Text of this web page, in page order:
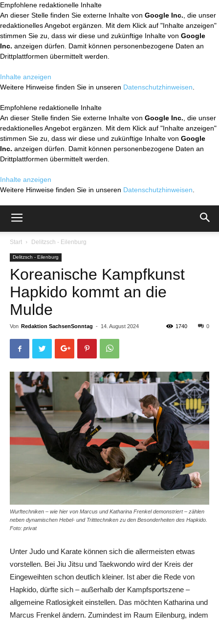
Empfohlene redaktionelle Inhalte
An dieser Stelle finden Sie externe Inhalte von Google Inc. , die unser
redaktionelles Angebot ergänzen. Mit dem Klick auf "Inhalte anzeigen"
stimmen Sie zu, dass wir diese und zukünftige Inhalte von Google
Inc. anzeigen dürfen. Damit können personenbezogene Daten an
Drittplattformen übermittelt werden.
Inhalte anzeigen
Weitere Hinweise finden Sie in unseren Datenschutzhinweisen
Empfohlene redaktionelle Inhalte
An dieser Stelle finden Sie externe Inhalte von Google Inc. , die unser
redaktionelles Angebot ergänzen. Mit dem Klick auf "Inhalte anzeigen"
stimmen Sie zu, dass wir diese und zukünftige Inhalte von Google
Inc. anzeigen dürfen. Damit können personenbezogene Daten an
Drittplattformen übermittelt werden.
Inhalte anzeigen
Weitere Hinweise finden Sie in unseren Datenschutzhinweisen
Start Delitzsch - Eilenburg
Delitzsch - Eilenburg
Koreanische Kampfkunst
Hapkido kommt an die
Mulde
Von Redaktion SachsenSonntag - 14. August 2024 0
1740
Wurftechniken – wie hier von Marcus und Katharina Frenkel demonstriert – zählen
neben dynamischen Hebel- und Tritttechniken zu den Besonderheiten des Hapkido.
Foto: privat
Unter Judo und Karate können sich die allermeisten etwas
vorstellen. Bei Jiu Jitsu und Taekwondo wird der Kreis der
Eingeweihten schon deutlich kleiner. Ist aber die Rede von
Hapkido, dürfte sich – außerhalb der Kampfsportszene –
allgemeine Ratlosigkeit einstellen. Das möchten Katharina und
Marcus Frenkel ändern. Zumindest im Raum Eilenburg, indem